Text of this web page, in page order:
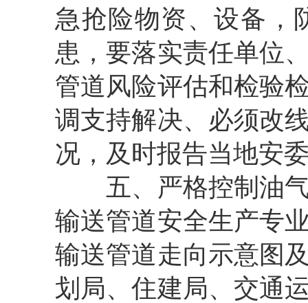
急抢险物资、设备，
患，要落实责任单位
管道风险评估和检验
调支持解决、必须改
况，及时报告当地安
五、严格控制油气
输送管道安全生产专
输送管道走向示意图
划局、住建局、交通